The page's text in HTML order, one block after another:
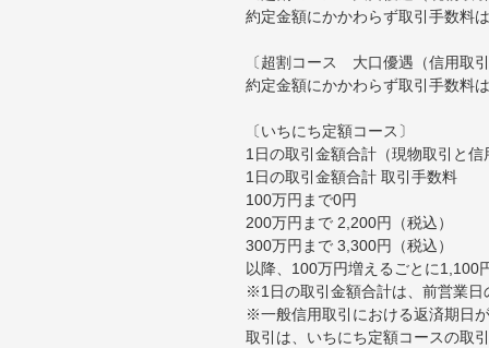
約定金額にかかわらず取引手数料
〔超割コース 大口優遇（信用取
約定金額にかかわらず取引手数料
〔いちにち定額コース〕
1日の取引金額合計（現物取引と
1日の取引金額合計 取引手数料
100万円まで0円
200万円まで 2,200円（税込）
300万円まで 3,300円（税込）
以降、100万円増えるごとに1,100
※1日の取引金額合計は、前営業日
※一般信用取引における返済期日
取引は、いちにち定額コースの取